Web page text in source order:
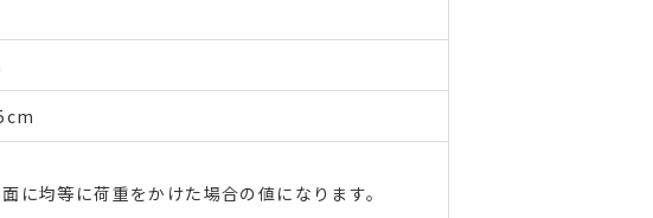
に均等に荷重をかけた場合の値になります。